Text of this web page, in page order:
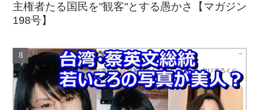
主権者たる国民を"観客"とする愚かさ【マガジン
198号】